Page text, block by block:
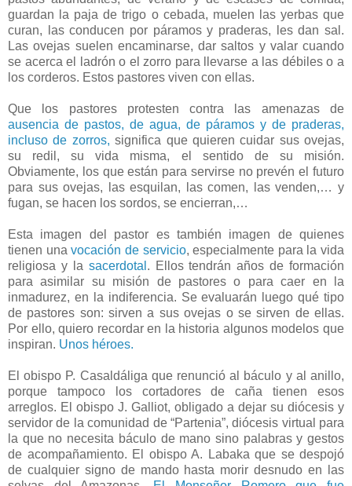
guardan la paja de trigo o cebada, muelen las yerbas que
curan, las conducen por páramos y praderas, les dan sal.
Las ovejas suelen encaminarse, dar saltos y valar cuando
se acerca el ladrón o el zorro para llevarse a las débiles o a
los corderos. Estos pastores viven con ellas.
Que los pastores protesten contra las amenazas de
ausencia de pastos, de agua, de páramos y de praderas,
incluso de zorros, significa que quieren cuidar sus ovejas,
su redil, su vida misma, el sentido de su misión.
Obviamente, los que están para servirse no prevén el futuro
para sus ovejas, las esquilan, las comen, las venden,… y
fugan, se hacen los sordos, se encierran,…
Esta imagen del pastor es también imagen de quienes
tienen unavocación de servicio, especialmente para la vida
religiosa y la sacerdotal . Ellos tendrán años de formación
para asimilar su misión de pastores o para caer en la
inmadurez, en la indiferencia. Se evaluarán luego qué tipo
de pastores son: sirven a sus ovejas o se sirven de ellas.
Por ello, quiero recordar en la historia algunos modelos que
inspiran. Unos héroes.
El obispo P. Casaldáliga que renunció al báculo y al anillo,
porque tampoco los cortadores de caña tienen esos
arreglos. El obispo J. Galliot, obligado a dejar su diócesis y
servidor de la comunidad de “Partenia”, diócesis virtual para
la que no necesita báculo de mano sino palabras y gestos
de acompañamiento. El obispo A. Labaka que se despojó
de cualquier signo de mando hasta morir desnudo en las